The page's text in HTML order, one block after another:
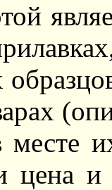
месте
цена и